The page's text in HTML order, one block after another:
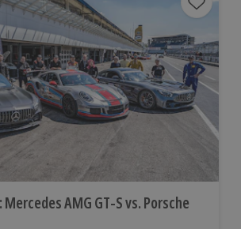
AMG GT-S vs. Porsche